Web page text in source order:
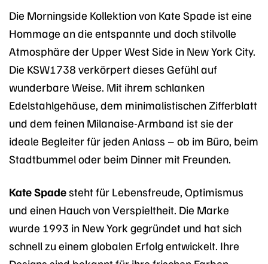
Die Morningside Kollektion von Kate Spade ist eine
Hommage an die entspannte und doch stilvolle
Atmosphäre der Upper West Side in New York City.
Die KSW1738 verkörpert dieses Gefühl auf
wunderbare Weise. Mit ihrem schlanken
Edelstahlgehäuse, dem minimalistischen Zifferblatt
und dem feinen Milanaise-Armband ist sie der
ideale Begleiter für jeden Anlass – ob im Büro, beim
Stadtbummel oder beim Dinner mit Freunden.
Kate Spadesteht für Lebensfreude, Optimismus
und einen Hauch von Verspieltheit. Die Marke
wurde 1993 in New York gegründet und hat sich
schnell zu einem globalen Erfolg entwickelt. Ihre